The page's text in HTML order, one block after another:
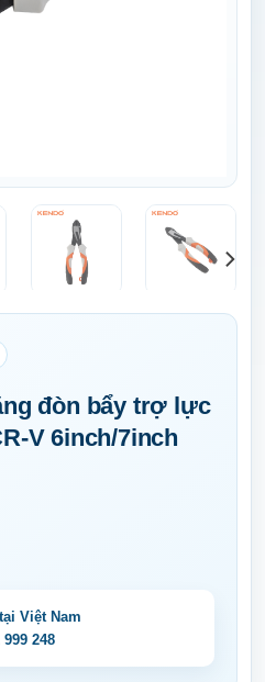
đòn bẩy trợ lực
V 6inch/7inch